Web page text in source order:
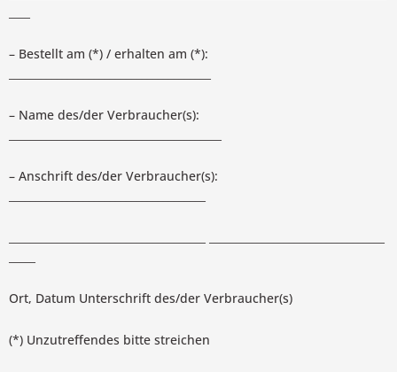
– Bestellt am (*) / erhalten am (*):
– Name des/der Verbraucher(s):
– Anschrift des/der Verbraucher(s):
Ort, Datum Unterschrift des/der Verbraucher(s)
(*) Unzutreffendes bitte streichen